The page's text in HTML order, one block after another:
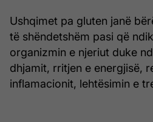
Ushqimet pa gluten janë
të shëndetshëm pasi që
organizmin e njeriut duke
dhjamit, rritjen e energjisë,
inflamacionit, lehtësimin e